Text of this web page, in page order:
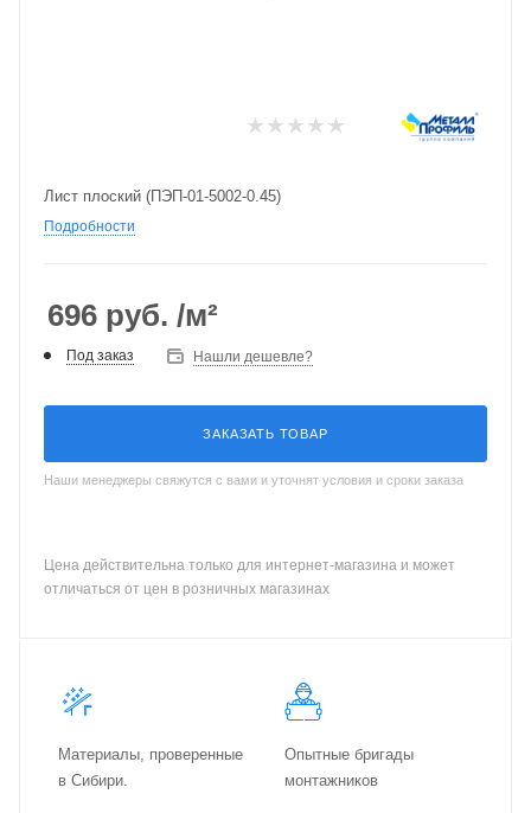
Лист плоский (ПЭП-01-5002-0.45)
Подробности
696 руб. /м²
Под заказ Нашли дешевле?
ЗАКАЗАТЬ ТОВАР
Наши менеджеры свяжутся с вами и уточнят условия и сроки заказа
Цена действительна только для интернет-магазина и может
отличаться от цен в розничных магазинах
Материалы, проверенные
в Сибири.
Опытные бригады
монтажников